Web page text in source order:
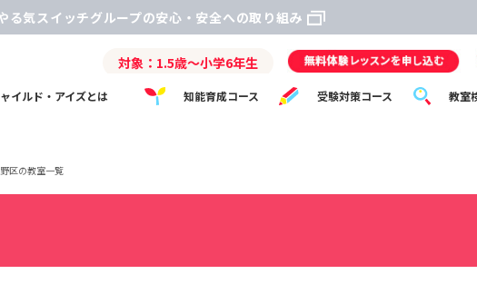
る気スイッチグループの安心・安全への取り組み
対象：1.5歳～小学6年生
イルド・アイズとは 知能育成コース 受験対策コース 教室
区の教室一覧